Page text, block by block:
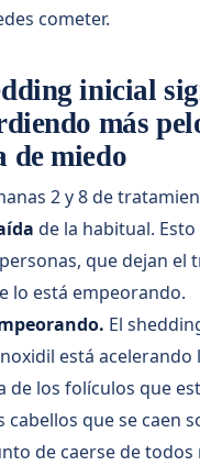
cometer.
inicial
más
de miedo
2 y 8 de
de la habitual. Esto
que dejan el
lo está empeorando.
El
está acelerando
de los folículos que
cabellos que se caen
de caerse de